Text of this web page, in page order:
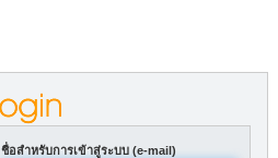
ชื่อสำหรับการเข้าสู่ระบบ (e-mail)